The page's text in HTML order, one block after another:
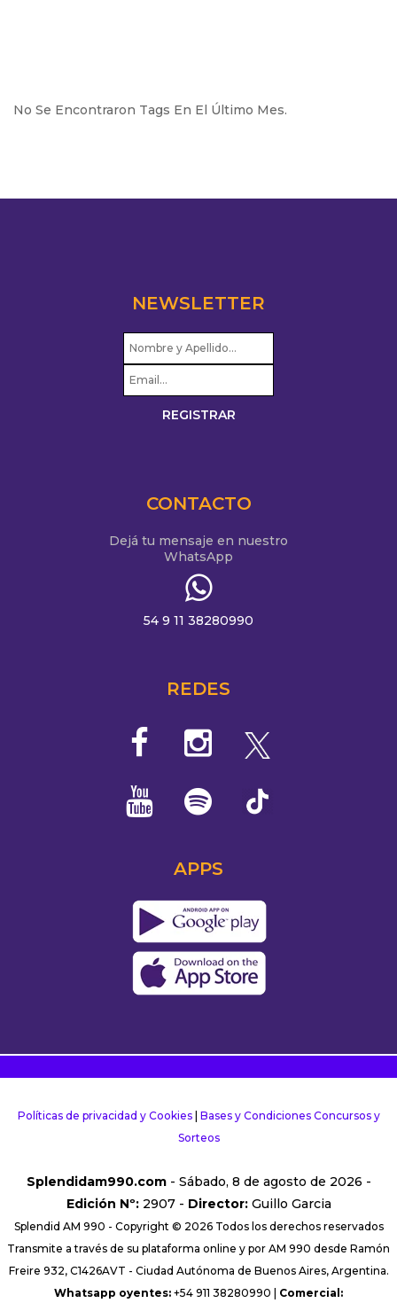
No Se Encontraron Tags En El Último Mes.
NEWSLETTER
CONTACTO
Dejá tu mensaje en nuestro
WhatsApp
54 9 11 38280990
REDES
APPS
Políticas de privacidad y Cookies| Bases y Condiciones Concursos y
Sorteos
Splendidam990.com- Sábado, 8 de agosto de 2026 -
Edición Nº:2907 - Director:Guillo Garcia
Splendid AM 990 - Copyright © 2026 Todos los derechos reservados
Transmite a través de su plataforma online y por AM 990 desde Ramón
Freire 932, C1426AVT - Ciudad Autónoma de Buenos Aires, Argentina.
Whatsapp oyentes: +54 911 38280990 | Comercial: